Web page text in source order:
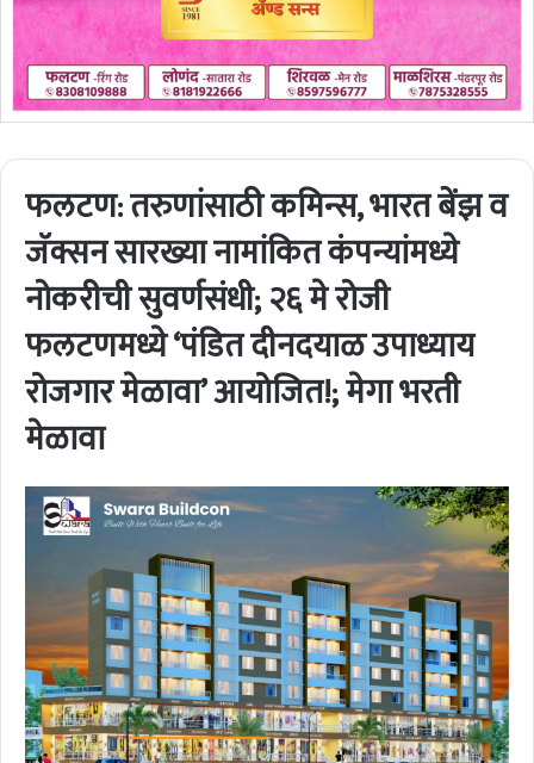
फलटण: तरुणांसाठी कमिन्स, भारत बेंझ व
जॅक्सन सारख्या नामांकित कंपन्यांमध्ये
नोकरीची सुवर्णसंधी; २६ मे रोजी
फलटणमध्ये ‘पंडित दीनदयाळ उपाध्याय
रोजगार मेळावा’ आयोजित!; मेगा भरती
मेळावा